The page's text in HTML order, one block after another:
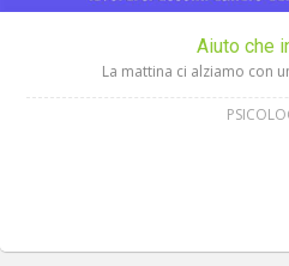
Aiuto che
La mattina ci alziamo con